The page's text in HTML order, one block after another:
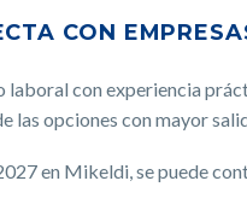
CON
con experiencia
las opciones con mayor
en Mikeldi, se puede